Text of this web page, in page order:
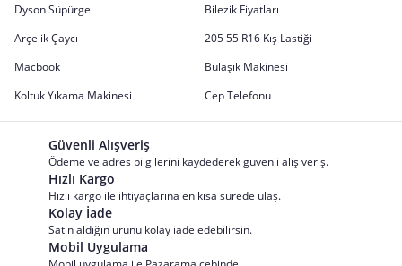
Dyson Süpürge
Bilezik Fiyatları
Arçelik Çaycı
205 55 R16 Kış Lastiği
Macbook
Bulaşık Makinesi
Koltuk Yıkama Makinesi
Cep Telefonu
Güvenli Alışveriş
Ödeme ve adres bilgilerini kaydederek güvenli alış veriş.
Hızlı Kargo
Hızlı kargo ile ihtiyaçlarına en kısa sürede ulaş.
Kolay İade
Satın aldığın ürünü kolay iade edebilirsin.
Mobil Uygulama